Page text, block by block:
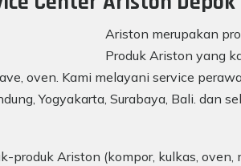
Ariston merupakan
Produk Ariston yang
oven. Kami melayani service
Yogyakarta, Surabaya, Bali. dan
produk Ariston (kompor, kulkas,